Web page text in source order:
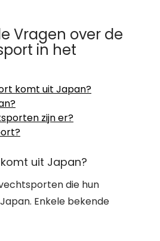
Vragen over de
in het
komt uit Japan?
zijn er?
uit Japan?
die hun
Enkele bekende